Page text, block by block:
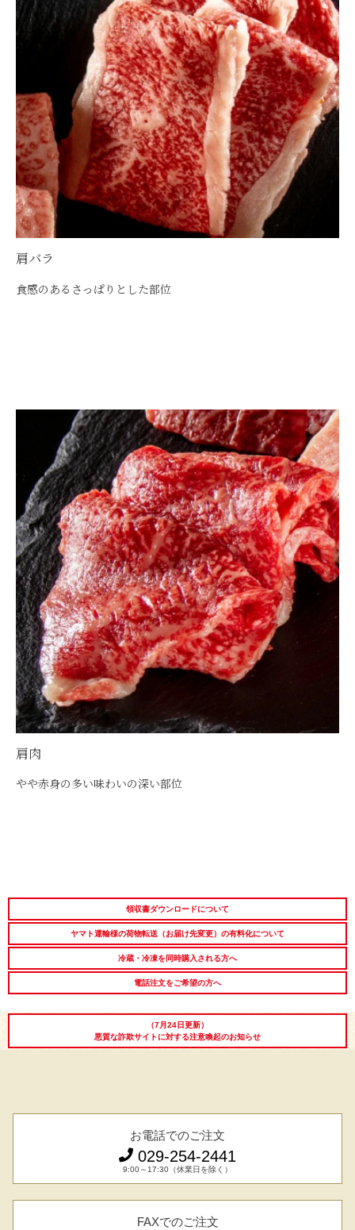
肩バラ
食感のあるさっぱりとした部位
肩肉
やや赤身の多い味わいの深い部位
領収書ダウンロードについて
ヤマト運輸様の荷物転送（お届け先変更）の有料化について
冷蔵・冷凍を同時購入される方へ
電話注文をご希望の方へ
（7月24日更新）
悪質な詐欺サイトに対する注意喚起のお知らせ
お電話でのご注文
029-254-2441
9:00～17:30（休業日を除く）
FAXでのご注文